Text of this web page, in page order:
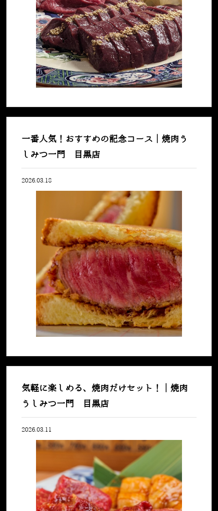
一番人気！おすすめの記念コース｜焼肉う
しみつ一門 目黒店
2026.03.18
気軽に楽しめる、焼肉だけセット！｜焼肉
うしみつ一門 目黒店
2026.03.11